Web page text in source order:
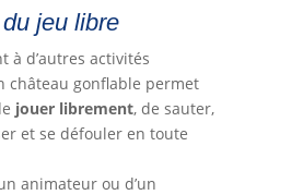
jeu libre
à d’autres activités
château gonflable permet
jouer librement, de sauter,
et se défouler en toute
animateur ou d’un